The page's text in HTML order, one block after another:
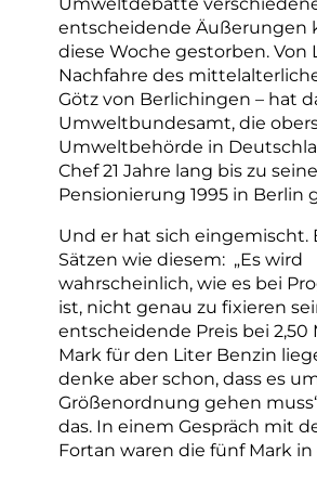
entscheidende Äußerungen
diese Woche gestorben. Von
Nachfahre des
Götz von Berlichingen – hat
Umweltbundesamt, die
Umweltbehörde in
Chef 21 Jahre lang bis zu
Pensionierung 1995 in Berlin
Und er hat sich eingemischt.
Sätzen wie diesem: „Es wird
wahrscheinlich, wie es bei
ist, nicht genau zu fixieren
entscheidende Preis bei 2,50
Mark für den Liter Benzin
denke aber schon, dass es
Größenordnung gehen
das. In einem Gespräch mit
Fortan waren die fünf Mark